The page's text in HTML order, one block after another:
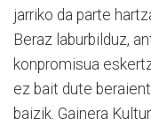
jarriko da parte
Beraz laburbilduz,
konpromisua
ez bait dute
baizik. Gainera